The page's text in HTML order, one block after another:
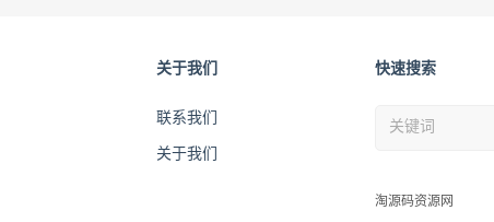
关于我们
联系我们
关于我们
快速搜索
淘源码资源网